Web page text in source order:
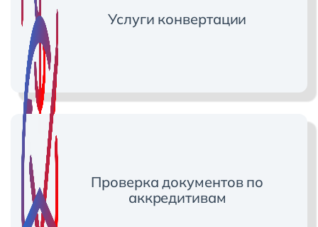
Услуги конвертации
Проверка документов по
аккредитивам